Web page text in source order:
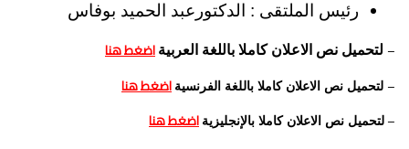
رئيس الملتقى : الدكتورعبد الحميد بوفاس
– لتحميل نص الاعلان كاملا باللغة العربية اضغط هنا
– لتحميل نص الاعلان كاملا باللغة الفرنسية اضغط هنا
– لتحميل نص الاعلان كاملا بالإنجليزية اضغط هنا